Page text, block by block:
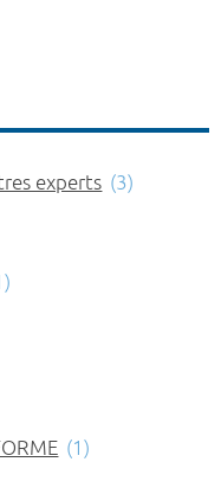
experts (3)
(1)